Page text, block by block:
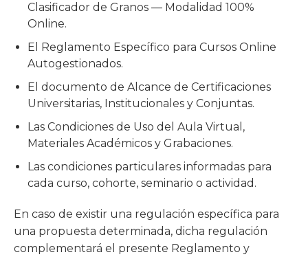
Clasificador de Granos — Modalidad 100%
Online.
El Reglamento Específico para Cursos Online
Autogestionados.
El documento de Alcance de Certificaciones
Universitarias, Institucionales y Conjuntas.
Las Condiciones de Uso del Aula Virtual,
Materiales Académicos y Grabaciones.
Las condiciones particulares informadas para
cada curso, cohorte, seminario o actividad.
En caso de existir una regulación específica para
una propuesta determinada, dicha regulación
complementará el presente Reglamento y